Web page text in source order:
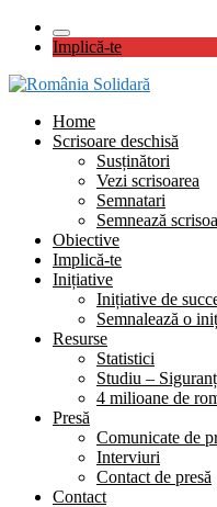
Implică-te
Home
Scrisoare deschisă
Susținători
Vezi scrisoarea
Semnatari
Semnează
Obiective
Implică-te
Inițiative
Inițiative de
Semnalează o
Resurse
Statistici
Studiu –
4 milioane de
Presă
Comunicate de
Interviuri
Contact de presă
Contact